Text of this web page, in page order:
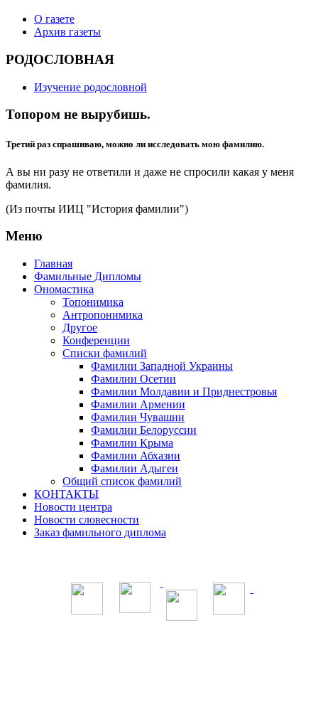
О газете
Архив газеты
РОДОСЛОВНАЯ
Изучение родословной
Топором не вырубишь.
Третий раз спрашиваю, можно ли исследовать мою фамилию.
А вы ни разу не ответили и даже не спросили какая у меня
фамилия.
(Из почты ИИЦ "История фамилии")
Меню
Главная
Фамильные Дипломы
Ономастика
Топонимика
Антропонимика
Другое
Конференции
Списки фамилий
Фамилии Западной Украины
Фамилии Осетии
Фамилии Молдавии и Приднестровья
Фамилии Армении
Фамилии Чувашии
Фамилии Белоруссии
Фамилии Крыма
Фамилии Абхазии
Фамилии Адыгеи
Общий список фамилий
КОНТАКТЫ
Новости центра
Новости словесности
Заказ фамильного диплома